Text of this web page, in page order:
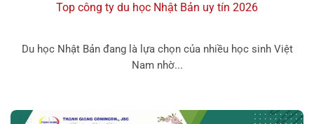
Top công ty du học Nhật Bản uy tín 2026
Du học Nhật Bản đang là lựa chọn của nhiều học sinh Việt
Nam nhờ...